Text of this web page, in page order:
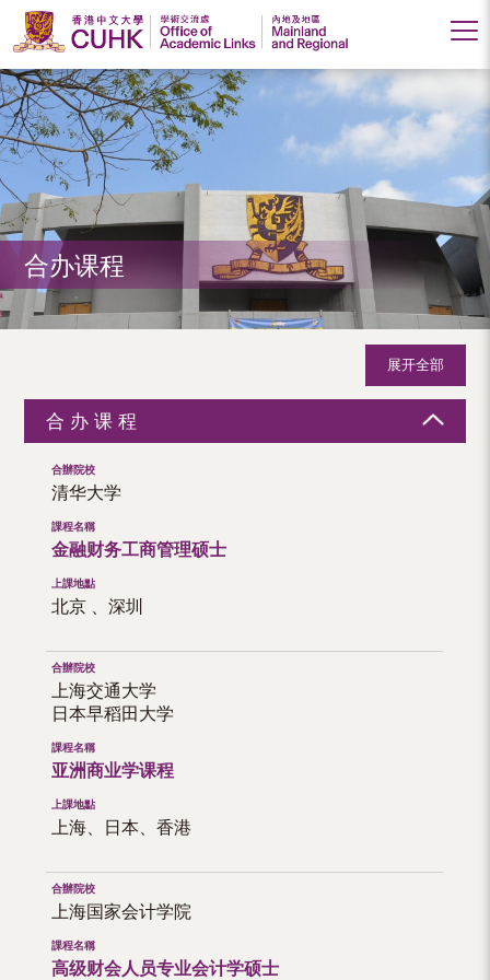
香
港
中
文
大
学
学
交
流
（内
区）
合办课程
展开全部
合办课程
清华大学
金融财务工商管理硕士
北京 、深圳
上海交通大学
日本早稻田大学
亚洲商业学课程
上海、日本、香港
上海国家会计学院
高级财会人员专业会计学硕士